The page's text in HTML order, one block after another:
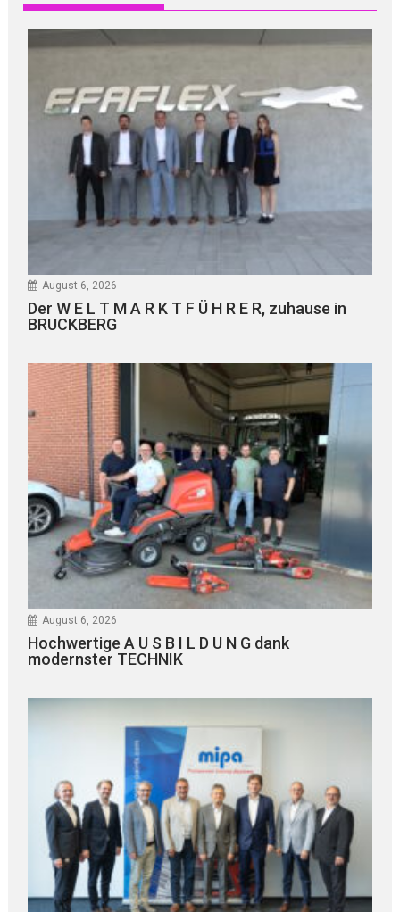
August 6, 2026
Der W E L T M A R K T F Ü H R E R, zuhause in
BRUCKBERG
August 6, 2026
Hochwertige A U S B I L D U N G dank
modernster TECHNIK